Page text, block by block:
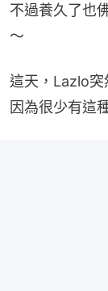
不過養久了也
～
這天，Lazlo突
因為很少有這